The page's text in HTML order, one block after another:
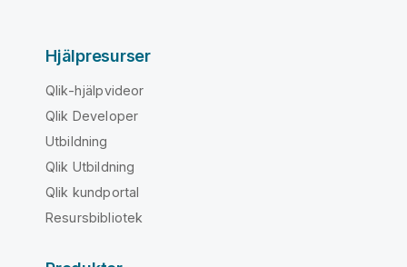
Hjälpresurser
Qlik-hjälpvideor
Qlik Developer
Utbildning
Qlik Utbildning
Qlik kundportal
Resursbibliotek